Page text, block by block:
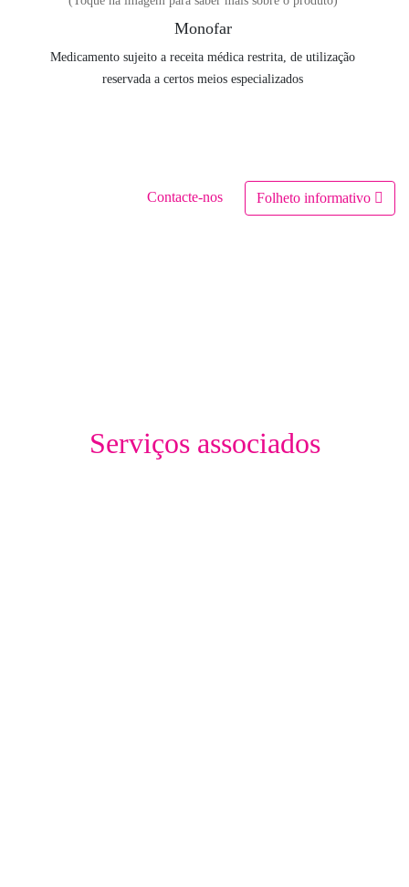
Monofar
Medicamento sujeito a receita médica restrita, de utilização
reservada a certos meios especializados
Contacte-nos Folheto informativo
Serviços associados